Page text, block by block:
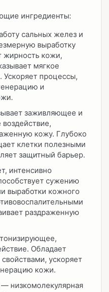
ингредиенты:
сальных желез и
выработку
жирность кожи,
мягкое
процессы,
и
заживляющее и
кожу. Глубоко
клетки полезными
защитный барьер.
интенсивно
сужению
выработки кожного
раздраженную
Обладает
ускоряет
кожи.
— низкомолекулярная